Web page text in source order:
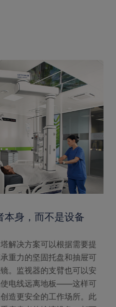
本身，而不是设备
解决方案可以根据需要提
重力的坚固托盘和抽屉可
。监视器的支臂也可以安
使电线远离地板——这样可
造更安全的工作场所。此